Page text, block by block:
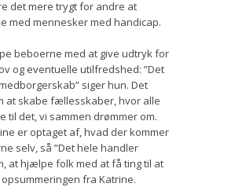
det mere trygt for andre at
med mennesker med handicap.
beboerne med at give udtryk for
og eventuelle utilfredshed: ”Det
siger hun. Det
at skabe fællesskaber, hvor alle
til det, vi sammen drømmer om.
er optaget af, hvad der kommer
selv, så ”Det hele handler
at hjælpe folk med at få ting til at
opsummeringen fra Katrine.